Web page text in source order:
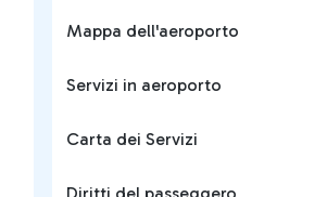
Mappa dell'aeroporto
Servizi in aeroporto
Carta dei Servizi